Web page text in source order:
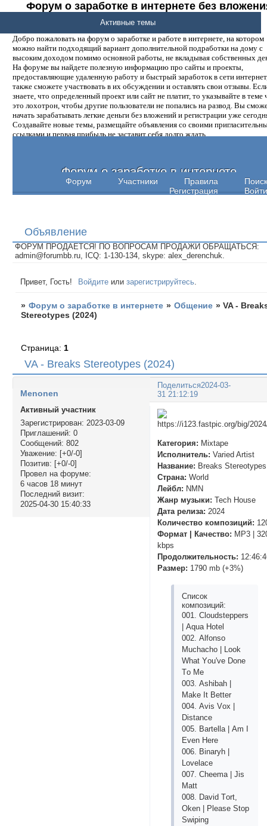
Форум о заработке в интернете без
денег.
Добро пожаловать на форум о заработке и работе в интернете, на котором
можно найти подходящий вариант дополнительной подработки на дому с
высоким доходом помимо основной работы, не вкладывая собственных
На форуме вы найдете полезную информацию про сайты и проекты,
предоставляющие удаленную работу и быстрый заработок в сети
также сможете участвовать в их обсуждении и оставлять свои отзывы.
знаете, что определенный проект или сайт не платит, то указывайте в теме
это лохотрон, чтобы другие пользователи не попались на развод. Вы
начать зарабатывать легкие деньги без вложений и регистрации уже
Создавайте новые темы, размещайте объявления со своими
ссылками и первая прибыль не заставит себя долго ждать.
Форум о заработке в интернете
Форум Участники Правила
Поиск
Регистрация
Войти
Активные темы
Объявление
ФОРУМ ПРОДАЕТСЯ! ПО ВОПРОСАМ ПРОДАЖИ ОБРАЩАТЬСЯ:
admin@forumbb.ru, ICQ: 1-130-134, skype: alex_derenchuk.
Привет, Гость! Войдите илизарегистрируйтесь
» Форум о заработке в интернете » Общение »VA -
Stereotypes (2024)
VA - Breaks Stereotypes (2024)
Страница: 1
Поделиться2024-03-
31 21:12:19
Menonen
Активный участник
Зарегистрирован: 2023-03-09
Приглашений: 0
Сообщений: 802
Уважение: [+0/-0]
Позитив: [+0/-0]
Провел на форуме:
6 часов 18 минут
Последний визит:
2025-04-30 15:40:33
Категория: Mixtape
Исполнитель: Varied Artist
Название: Breaks Stereotypes
Страна: World
Лейбл: NMN
Жанр музыки: Tech House
Дата релиза: 2024
Количество композиций:
Формат | Качество: MP3 |
kbps
Продолжительность:
Размер: 1790 mb (+3%)
Список
композиций:
001. Сlоudstерреrs
| Аquа Hоtеl
002. Аlfоnsо
Muсhасhо | Lооk
Whаt Yоu'vе Dоnе
Tо Mе
003. Аshibаh |
Mаkе It Bеttеr
004. Аvis Vох |
Distаnсе
005. Bаrtеllа | Аm I
Еvеn Hеrе
006. Binаryh |
Lоvеlасе
007. Сhееmа | Jis
Mаtt
008. Dаvid Tоrt,
Оkеn | Рlеаsе Stор
Swiрing